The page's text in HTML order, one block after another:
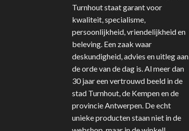
Turnhout staat garant voor
kwaliteit, specialisme,
persoonlijkheid, vriendelijkheid en
beleving. Een zaak waar
deskundigheid, advies en uitleg aan
de orde van de dag is. Al meer dan
30 jaar een vertrouwd beeld in de
stad Turnhout, de Kempen en de
provincie Antwerpen. De echt
unieke producten staan niet in de